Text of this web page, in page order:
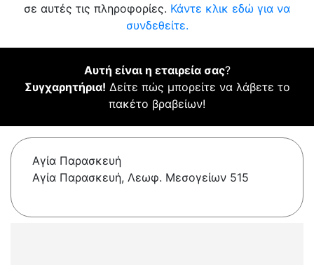
σε αυτές τις πληροφορίες. Κάντε κλικ εδώ για να
συνδεθείτε.
Αυτή είναι η εταιρεία σας?
Συγχαρητήρια! Δείτε πώς μπορείτε να λάβετε το
πακέτο βραβείων!
Αγία Παρασκευή
Αγία Παρασκευή, Λεωφ. Μεσογείων 515